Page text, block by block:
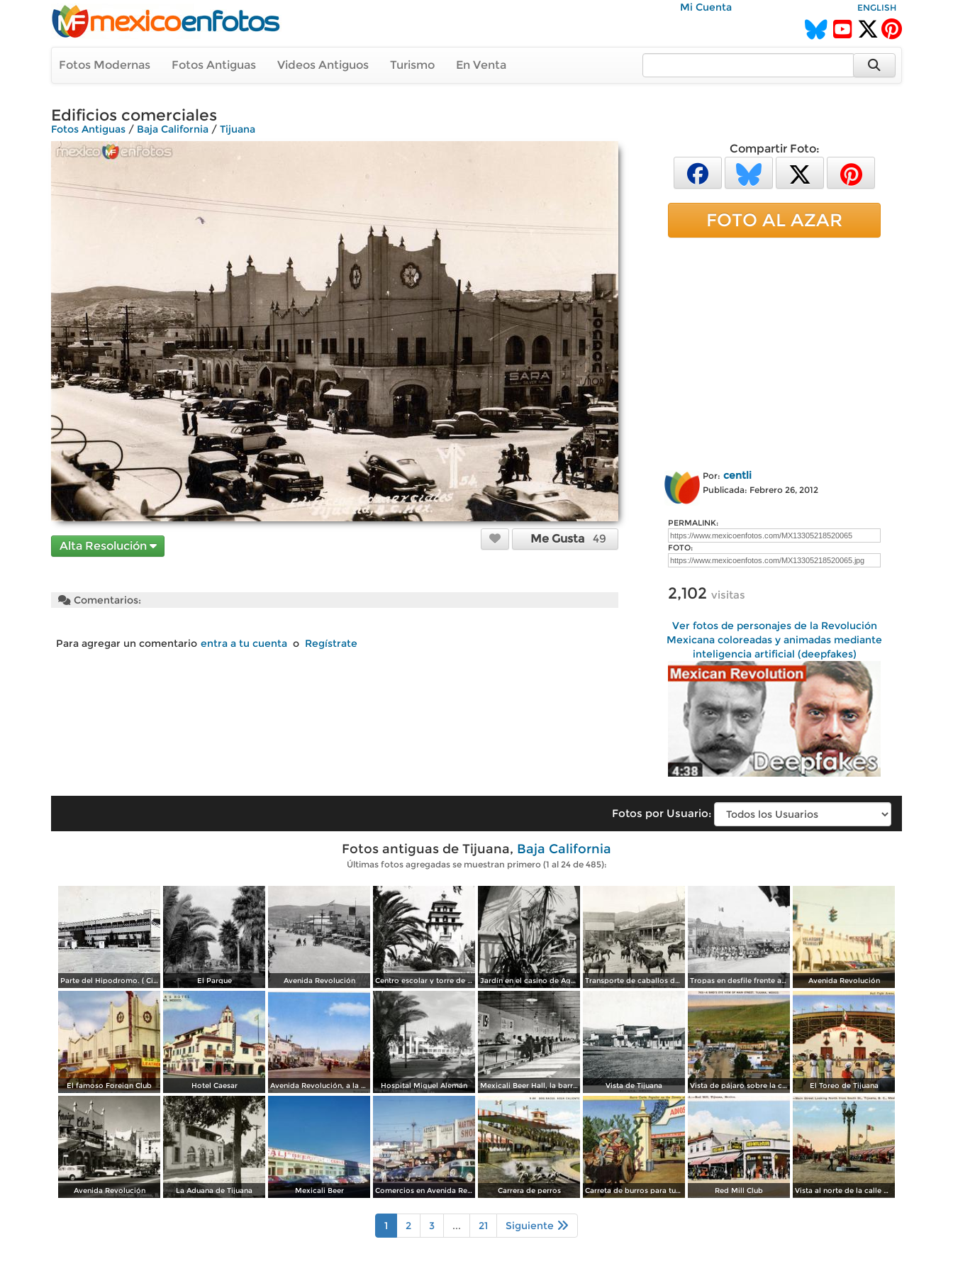
Mi Cuenta ENGLISH
Fotos Modernas Fotos Antiguas Videos Antiguos Turismo En Venta
Edificios comerciales
Fotos Antiguas / Baja California / Tijuana
Alta Resolución
Me Gusta 49
Comentarios:
Para agregar un comentario entra a tu cuenta o Regístrate
Compartir Foto:
FOTO AL AZAR
Por: centli
Publicada: Febrero 26, 2012
PERMALINK:
FOTO:
2,102 visitas
Ver fotos de personajes de la Revolución
Mexicana coloreadas y animadas mediante
inteligencia artificial (deepfakes)
Fotos por Usuario:
Fotos antiguas de Tijuana, Baja California
Últimas fotos agregadas se muestran primero (1 al 24 de 485):
Parte del Hipodromo. ( Circulada el 12 de Julio de 1922 ). El Parque Avenida Revolución Centro escolar y torre de Agua Caliente Jardín en el casino de Agua Caliente Transporte de caballos del hipódromo hacia Estados Unidos Tropas en desfile frente al Palacio Federal Avenida Revolución
El famoso Foreign Club Hotel Caesar Avenida Revolución, a la entrada Hospital Miguel Alemán Mexicali Beer Hall, la barra más grande del mundo Vista de Tijuana Vista de pájaro sobre la calle principal de Tijuana El Toreo de Tijuana
Avenida Revolución La Aduana de Tijuana Mexicali Beer Comercios en Avenida Revolución Carrera de perros Carreta de burros para turistas Red Mill Club Vista al norte de la calle principal, desde la Calle Sur
1 2 3 ... 21 Siguiente